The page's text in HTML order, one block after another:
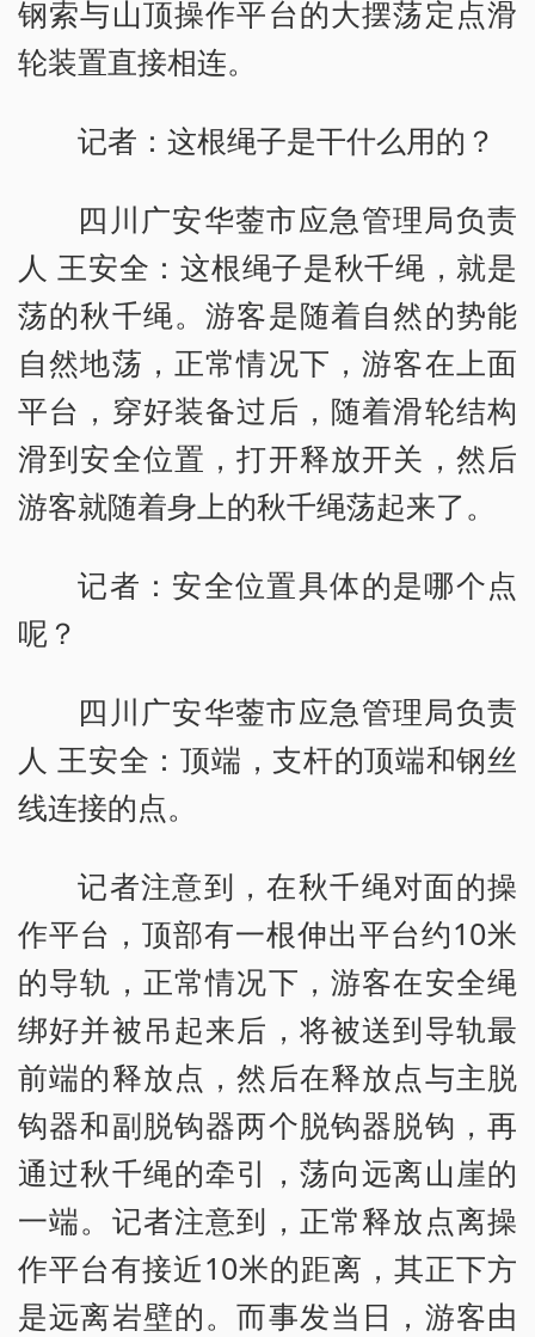
钢索与山顶操作平台的大摆荡定点滑
轮装置直接相连。
记者：这根绳子是干什么用的？
四川广安华蓥市应急管理局负责
人 王安全：这根绳子是秋千绳，就是
荡的秋千绳。游客是随着自然的势能
自然地荡，正常情况下，游客在上面
平台，穿好装备过后，随着滑轮结构
滑到安全位置，打开释放开关，然后
游客就随着身上的秋千绳荡起来了。
记者：安全位置具体的是哪个点
呢？
四川广安华蓥市应急管理局负责
人 王安全：顶端，支杆的顶端和钢丝
线连接的点。
记者注意到，在秋千绳对面的操
作平台，顶部有一根伸出平台约10米
的导轨，正常情况下，游客在安全绳
绑好并被吊起来后，将被送到导轨最
前端的释放点，然后在释放点与主脱
钩器和副脱钩器两个脱钩器脱钩，再
通过秋千绳的牵引，荡向远离山崖的
一端。记者注意到，正常释放点离操
作平台有接近10米的距离，其正下方
是远离岩壁的。而事发当日，游客由